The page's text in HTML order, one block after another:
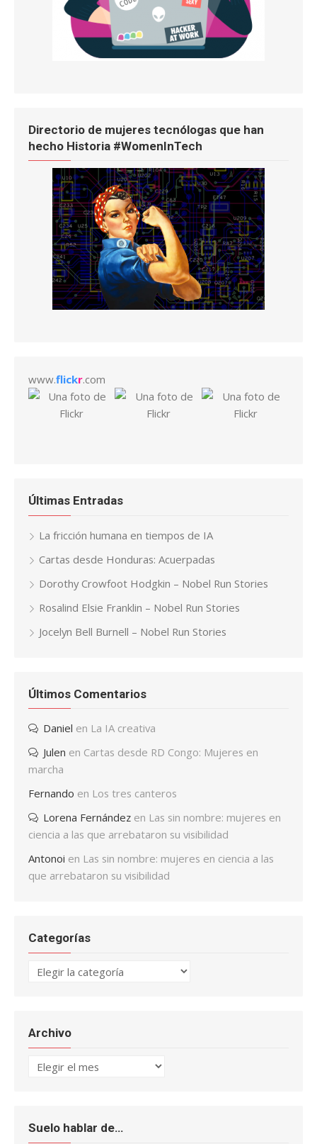
Directorio de mujeres tecnólogas que han
hecho Historia #WomenInTech
www.flickr.com
Últimas Entradas
La fricción humana en tiempos de IA
Cartas desde Honduras: Acuerpadas
Dorothy Crowfoot Hodgkin – Nobel Run Stories
Rosalind Elsie Franklin – Nobel Run Stories
Jocelyn Bell Burnell – Nobel Run Stories
Últimos Comentarios
Daniel en La IA creativa
Julen en Cartas desde RD Congo: Mujeres en
marcha
Fernando en Los tres canteros
Lorena Fernández en Las sin nombre: mujeres en
ciencia a las que arrebataron su visibilidad
Antonoi en Las sin nombre: mujeres en ciencia a las
que arrebataron su visibilidad
Categorías
Categorías
Archivo
Archivo
Suelo hablar de…